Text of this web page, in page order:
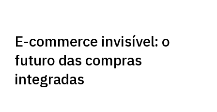
E-commerce invisível: o
futuro das compras
integradas